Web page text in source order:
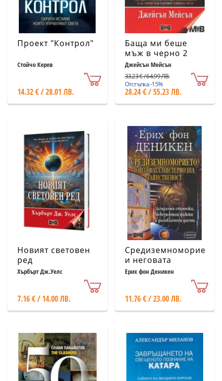
Проект "Контрол"
Стойчо Керев
14.32 € / 28.01 ЛВ.
Баща ми беше
мъж в черно 2
Джейсън Мейсън
33.23 € / 64.99 ЛВ.
Отстъпка -15%
28.24 € / 55.23 ЛВ.
Новият световен
ред
Хърбърт Дж.Уелс
7.16 € / 14.00 ЛВ.
Средиземноморието
и неговата
мистериозна
Ерих фон Деникен
11.76 € / 23.00 ЛВ.